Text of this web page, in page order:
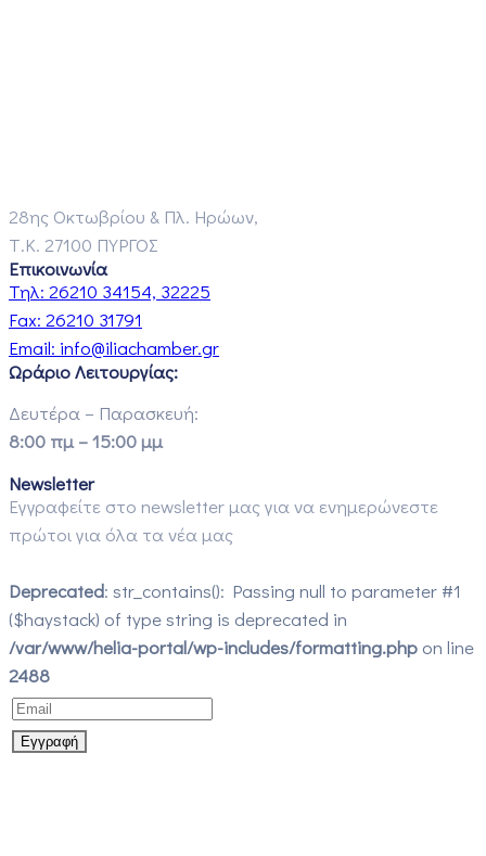
28ης Οκτωβρίου & Πλ. Ηρώων,
Τ.Κ. 27100 ΠΥΡΓΟΣ
Επικοινωνία
Τηλ: 26210 34154, 32225
Fax: 26210 31791
Email: info@iliachamber.gr
Ωράριο Λειτουργίας:
Δευτέρα – Παρασκευή:
8:00 πμ – 15:00 μμ
Newsletter
Εγγραφείτε στο newsletter μας για να ενημερώνεστε
πρώτοι για όλα τα νέα μας
Deprecated: str_contains(): Passing null to parameter #1
($haystack) of type string is deprecated in
/var/www/helia-portal/wp-includes/formatting.php on line
2488